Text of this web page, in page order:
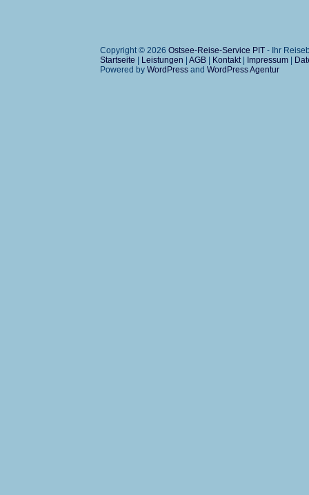
Copyright © 2026 Ostsee-Reise-Service PIT - Ihr
Startseite
Leistungen AGB Kontakt| Impressum
Powered by WordPress and WordPress Agentur